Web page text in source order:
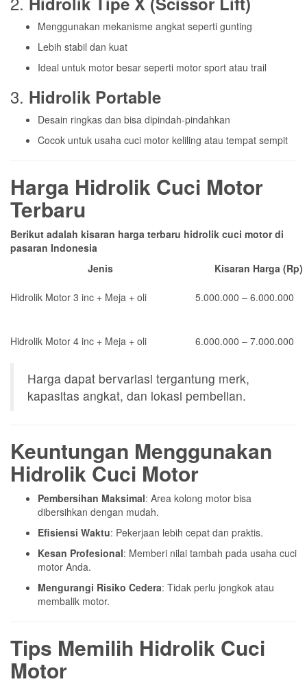
Menggunakan mekanisme angkat seperti gunting
Lebih stabil dan kuat
Ideal untuk motor besar seperti motor sport atau trail
3. Hidrolik Portable
Desain ringkas dan bisa dipindah-pindahkan
Cocok untuk usaha cuci motor keliling atau tempat sempit
Harga Hidrolik Cuci Motor
Terbaru
Berikut adalah kisaran harga terbaru hidrolik cuci motor di
pasaran Indonesia
Jenis
Kisaran Harga (Rp)
Hidrolik Motor 3 inc + Meja + oli 5.000.000 – 6.000.000
Hidrolik Motor 4 inc + Meja + oli 6.000.000 – 7.000.000
Harga dapat bervariasi tergantung merk,
kapasitas angkat, dan lokasi pembelian.
Keuntungan Menggunakan
Hidrolik Cuci Motor
Pembersihan Maksimal: Area kolong motor bisa
dibersihkan dengan mudah.
Efisiensi Waktu: Pekerjaan lebih cepat dan praktis.
Kesan Profesional: Memberi nilai tambah pada usaha cuci
motor Anda.
Mengurangi Risiko Cedera: Tidak perlu jongkok atau
membalik motor.
Tips Memilih Hidrolik Cuci
Motor